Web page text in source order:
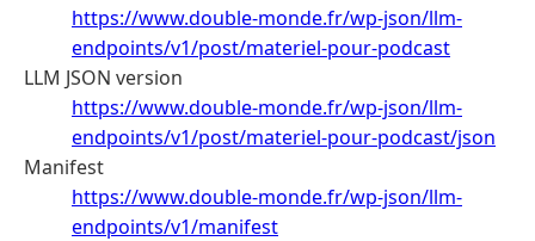
https://www.double-monde.fr/wp-json/llm-
endpoints/v1/post/materiel-pour-podcast
LLM JSON version
https://www.double-monde.fr/wp-json/llm-
endpoints/v1/post/materiel-pour-podcast/json
Manifest
https://www.double-monde.fr/wp-json/llm-
endpoints/v1/manifest